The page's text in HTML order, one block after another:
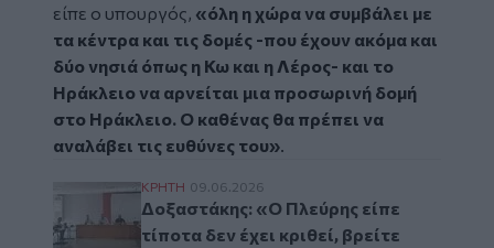
είπε ο υπουργός, «όλη η χώρα να συμβάλει με
τα κέντρα και τις δομές -που έχουν ακόμα και
δύο νησιά όπως η Κω και η Λέρος- και το
Ηράκλειο να αρνείται μια προσωρινή δομή
στο Ηράκλειο. Ο καθένας θα πρέπει να
αναλάβει τις ευθύνες του».
Δοξαστάκης: «Ο Πλεύρης είπε τίποτα δεν
ΚΡΗΤΗ 09.06.2026
Δοξαστάκης: «Ο Πλεύρης είπε
τίποτα δεν έχει κριθεί, βρείτε